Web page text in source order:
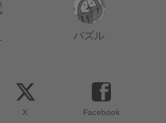
パズル
X Facebook